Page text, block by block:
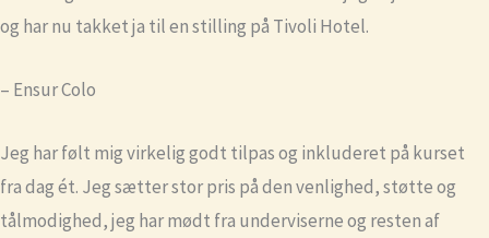
og har nu takket ja til en stilling på Tivoli Hotel.
– Ensur Colo
Jeg har følt mig virkelig godt tilpas og inkluderet på kurset
fra dag ét. Jeg sætter stor pris på den venlighed, støtte og
tålmodighed, jeg har mødt fra underviserne og resten af